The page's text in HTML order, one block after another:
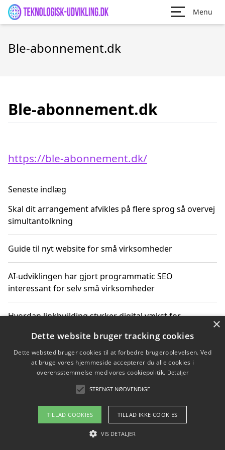
Menu
Ble-abonnement.dk
Ble-abonnement.dk
https://ble-abonnement.dk/
Seneste indlæg
Skal dit arrangement afvikles på flere sprog så overvej
simultantolkning
Guide til nyt website for små virksomheder
AI-udviklingen har gjort programmatic SEO
interessant for selv små virksomheder
Hvordan linkbuilding styrker digital vækst for
Sådan har udviklingen inden for genbrug af elektronik
ændret sig
Copyright 2026 - Pilanto Aps
Om / kontakt
×
Dette website bruger tracking cookies
Dette websted bruger cookies til at forbedre brugeroplevelsen. Ved
at bruge vores hjemmeside accepterer du alle cookies i
overensstemmelse med vores cookiepolitik. Detaljer
STRENGT NØDVENDIGE
TILLAD COOKIES TILLAD IKKE COOKIES
VIS DETALJER